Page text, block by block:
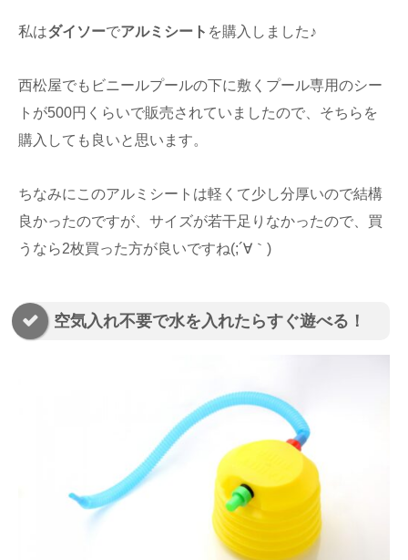
私はダイソーでアルミシート を購入しました♪
西松屋でもビニールプールの下に敷くプール専用のシー
トが500円くらいで販売されていましたので、そちらを
購入しても良いと思います。
ちなみにこのアルミシートは軽くて少し分厚いので結構
良かったのですが、サイズが若干足りなかったので、買
うなら2枚買った方が良いですね(;´∀｀)
空気入れ不要で水を入れたらすぐ遊べる！